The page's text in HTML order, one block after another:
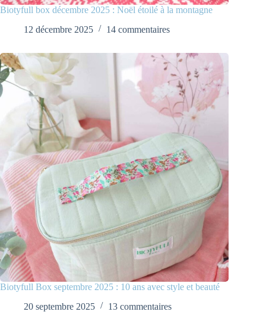
Biotyfull box décembre 2025 : Noël étoilé à la montagne
12 décembre 2025
14 commentaires
Biotyfull Box septembre 2025 : 10 ans avec style et beauté
20 septembre 2025
13 commentaires